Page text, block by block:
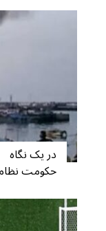
در یک نگاه
حکومت
e
a
r
c
h
f